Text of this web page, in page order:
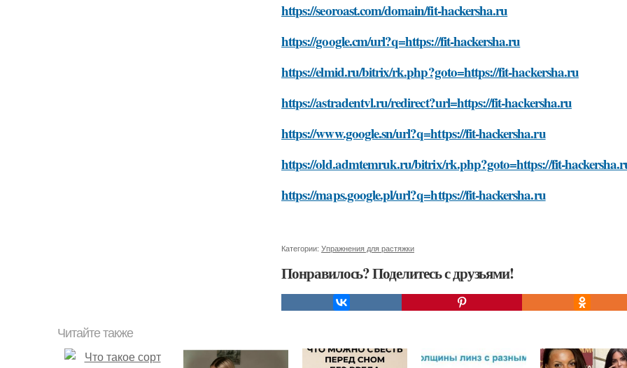
https://seoroast.com/domain/fit-hackersha.ru
https://google.cm/url?q=https://fit-hackersha.ru
https://elmid.ru/bitrix/rk.php?goto=https://fit-hackersha.ru
https://astradentvl.ru/redirect?url=https://fit-hackersha.ru
https://www.google.sn/url?q=https://fit-hackersha.ru
https://old.admtemruk.ru/bitrix/rk.php?goto=https://fit-
https://maps.google.pl/url?q=https://fit-hackersha.ru
Категории: Упражнения для растяжки
Понравилось? Поделитесь с друзьями!
Читайте также